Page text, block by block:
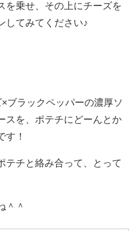
を乗せ、その上にチーズを
してみてください♪
ブラックペッパーの濃厚ソ
スを、ポテチにどーんとか
す！
テチと絡み合って、とって
＾＾